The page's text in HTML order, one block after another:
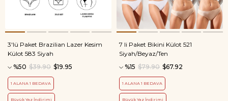
3'lü Paket Brazilian Lazer Kesim
Külot 583 Siyah
%50
$19.95
$39.90
1 ALANA 1 BEDAVA
Büyük Yaz İndirimi
7 li Paket Bikini Külot 521
Siyah/Beyaz/Ten
%15
$67.92
$79.90
1 ALANA 1 BEDAVA
Büyük Yaz İndirimi